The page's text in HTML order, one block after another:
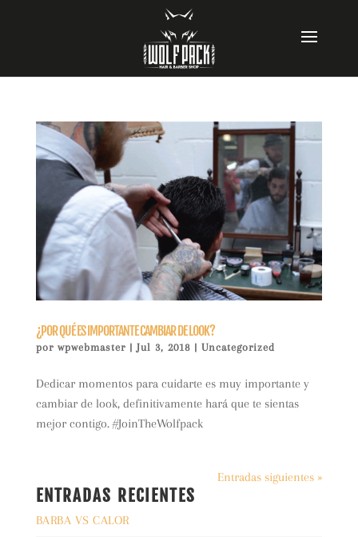
¿POR QUÉ ES IMPORTANTE CAMBIAR DE LOOK?
por wpwebmaster|Jul 3, 2018| Uncategorized
Dedicar momentos para cuidarte es muy importante y
cambiar de look, definitivamente hará que te sientas
mejor contigo. #JoinTheWolfpack
Entradas siguientes »
ENTRADAS RECIENTES
BARBA VS CALOR